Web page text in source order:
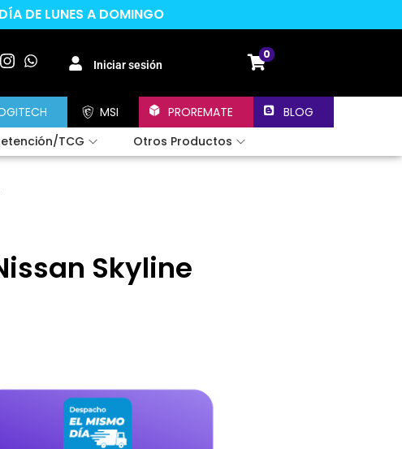
DE LUNES A DOMINGO
Iniciar sesión
0
MSI PROREMATE
BLOG
TCG Otros Productos
Skyline